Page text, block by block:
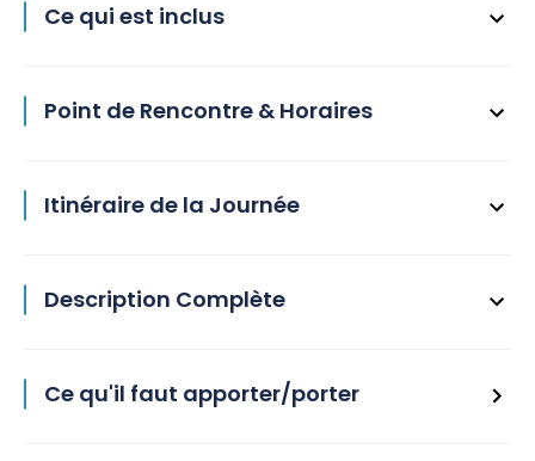
Ce qui est inclus
Point de Rencontre & Horaires
Itinéraire de la Journée
Description Complète
Ce qu'il faut apporter/porter